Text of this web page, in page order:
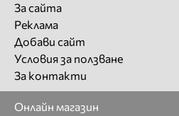
За сайта
Реклама
Добави сайт
Условия за ползване
За контакти
Онлайн магазин